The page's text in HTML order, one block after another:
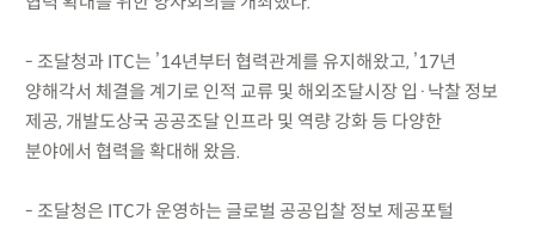
- 조달청과 ITC는 ’14년부터 협력관계를 유지해왔고, ’17년
양해각서 체결을 계기로 인적 교류 및 해외조달시장 입·낙찰 정보
제공, 개발도상국 공공조달 인프라 및 역량 강화 등 다양한
분야에서 협력을 확대해 왔음.
- 조달청은 ITC가 운영하는 글로벌 공공입찰 정보 제공포털